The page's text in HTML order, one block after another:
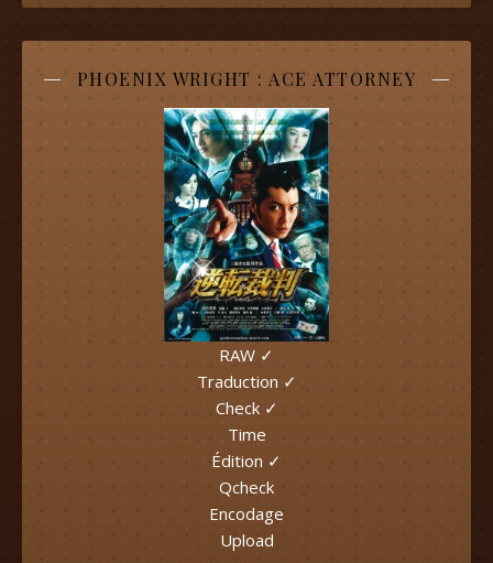
PHOENIX WRIGHT : ACE ATTORNEY
RAW ✓
Traduction ✓
Check ✓
Time
Édition ✓
Qcheck
Encodage
Upload